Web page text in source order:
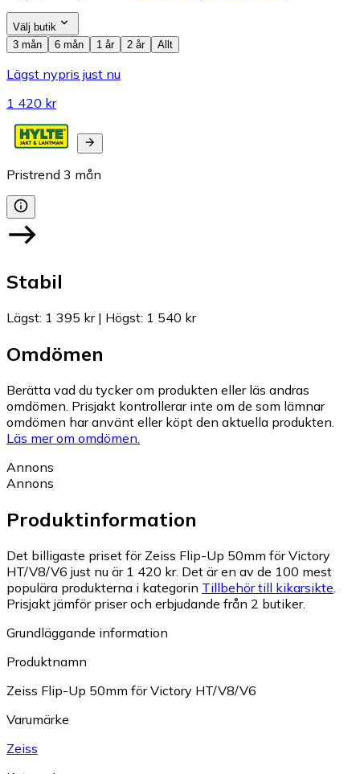
Välj butik
3 mån
6 mån 1 år 2 år Allt
Lägst nypris just nu
1 420 kr
Pristrend 3 mån
Stabil
Lägst: 1 395 kr| Högst: 1 540 kr
Omdömen
Berätta vad du tycker om produkten eller läs andras
omdömen. Prisjakt kontrollerar inte om de som lämnar
omdömen har använt eller köpt den aktuella produkten.
Läs mer om omdömen.
Annons
Annons
Produktinformation
Det billigaste priset för Zeiss Flip-Up 50mm för Victory
HT/V8/V6 just nu är 1 420 kr. Det är en av de 100 mest
populära produkterna i kategorin Tillbehör till kikarsikte
Prisjakt jämför priser och erbjudande från 2 butiker.
Grundläggande information
Produktnamn
Zeiss Flip-Up 50mm för Victory HT/V8/V6
Varumärke
Zeiss